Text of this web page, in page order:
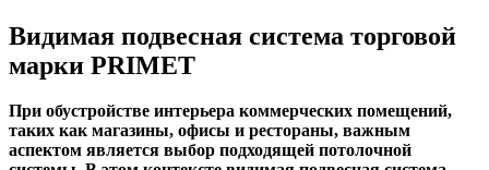
Видимая подвесная система торговой
марки PRIMET
При обустройстве интерьера коммерческих помещений,
таких как магазины, офисы и рестораны, важным
аспектом является выбор подходящей потолочной